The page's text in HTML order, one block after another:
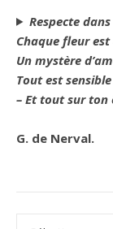
Respecte
Chaque fleur
Un mystère
Tout est
– Et tout sur ton
G. de Nerval.